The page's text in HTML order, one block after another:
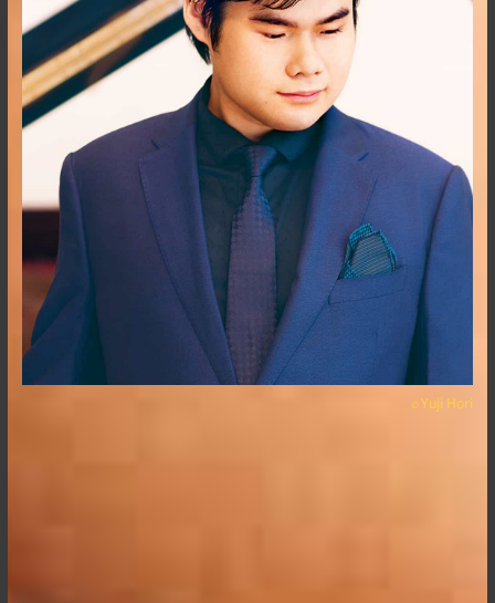
©︎ Yuji Hori